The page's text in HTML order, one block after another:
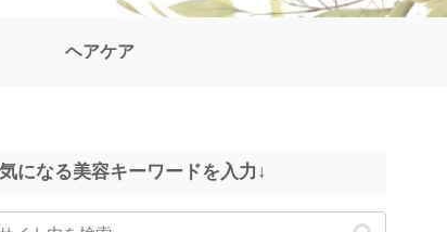
ヘアケア
気になる美容キーワードを入力↓